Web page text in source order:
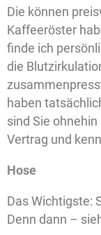
Die können
Kaffeeröster
finde ich
die
haben
sind Sie
Vertrag und
Hose
Das Wichtigste:
Denn dann –